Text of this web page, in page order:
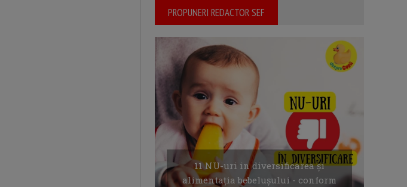
PROPUNERI REDACTOR SEF
11 NU-uri in diversificarea și
alimentația bebelușului - conform